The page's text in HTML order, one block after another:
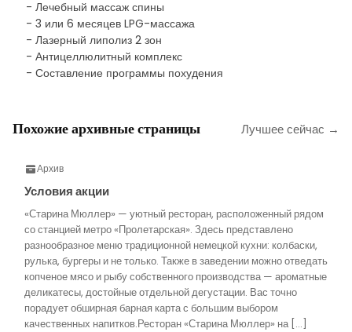
- Лечебный массаж спины
- 3 или 6 месяцев LPG-массажа
- Лазерный липолиз 2 зон
- Антицеллюлитный комплекс
- Составление программы похудения
Похожие архивные страницы Лучшее сейчас →
Архив
Условия акции
«Старина Мюллер» — уютный ресторан, расположенный рядом
со станцией метро «Пролетарская». Здесь представлено
разнообразное меню традиционной немецкой кухни: колбаски,
рулька, бургеры и не только. Также в заведении можно отведать
копченое мясо и рыбу собственного производства — ароматные
деликатесы, достойные отдельной дегустации. Вас точно
порадует обширная барная карта с большим выбором
качественных напитков.Ресторан «Старина Мюллер» на […]